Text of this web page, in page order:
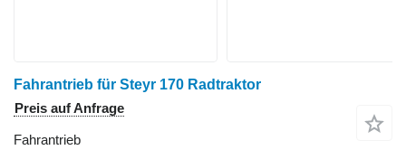
Fahrantrieb für Steyr 170 Radtraktor
Preis auf Anfrage
Fahrantrieb